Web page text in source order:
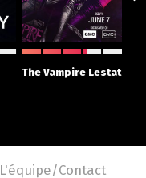
The Vampire Lestat
L'équipe/Contact